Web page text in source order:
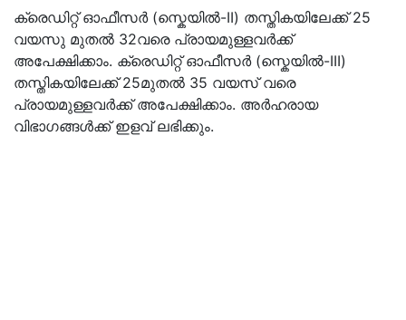
ക്രെഡിറ്റ് ഓഫീസർ (സ്കെയിൽ-II) തസ്തികയിലേക്ക് 25
വയസു മുതൽ 32വരെ പ്രായമുള്ളവർക്ക്
അപേക്ഷിക്കാം. ക്രെഡിറ്റ് ഓഫീസർ (സ്കെയിൽ-III)
തസ്തികയിലേക്ക് 25മുതൽ 35 വയസ് വരെ
പ്രായമുള്ളവർക്ക് അപേക്ഷിക്കാം. അർഹരായ
വിഭാഗങ്ങൾക്ക് ഇളവ് ലഭിക്കും.